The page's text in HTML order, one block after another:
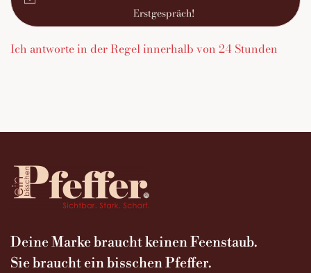
Erstgespräch!
Ich antworte in der Regel innerhalb von 24 Stunden
Deine Marke braucht keinen Feenstaub.
Sie braucht ein bisschen Pfeffer.